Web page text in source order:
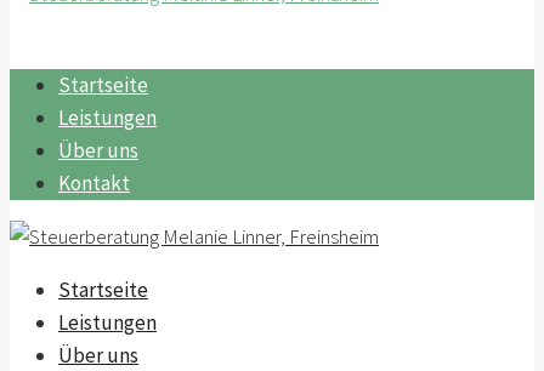
Startseite
Leistungen
Über uns
Kontakt
Startseite
Leistungen
Über uns